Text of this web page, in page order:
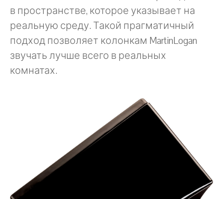
в пространстве, которое указывает на
реальную среду. Такой прагматичный
подход позволяет колонкам MartinLogan
звучать лучше всего в реальных
комнатах.